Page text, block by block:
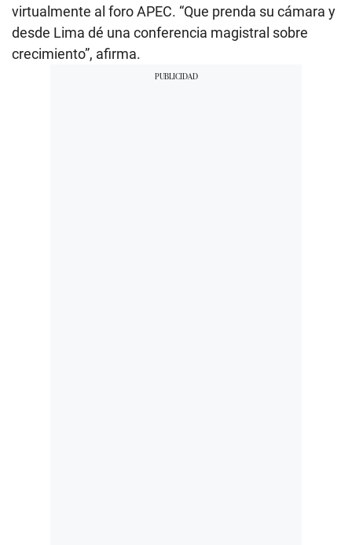
virtualmente al foro APEC. “Que prenda su cámara y
desde Lima dé una conferencia magistral sobre
crecimiento”, afirma.